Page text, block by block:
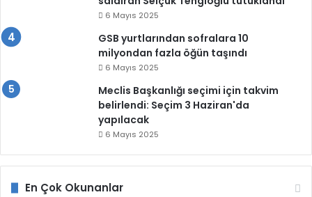
6 Mayıs 2025
GSB yurtlarından sofralara 10
milyondan fazla öğün taşındı
6 Mayıs 2025
Meclis Başkanlığı seçimi için takvim
belirlendi: Seçim 3 Haziran'da
yapılacak
6 Mayıs 2025
En Çok Okunanlar